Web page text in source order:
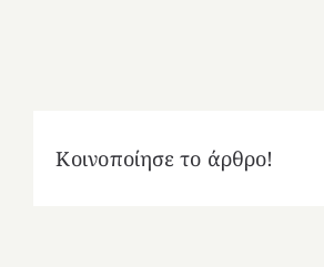
Κοινοποίησε το άρθρο!